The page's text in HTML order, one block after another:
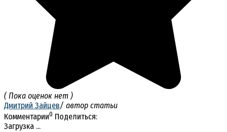
( Пока оценок нет )
Дмитрий Зайцев/ автор статьи
Комментарии0 Поделиться:
Загрузка ...